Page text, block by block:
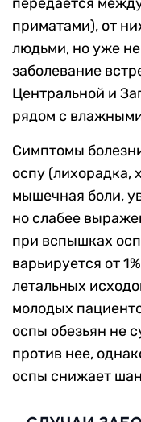
приматами), от
людьми, но уже
заболевание
Центральной и
рядом с
Симптомы
оспу (лихорадка,
мышечная боли,
но слабее
при вспышках
варьируется от
летальных
молодых
оспы обезьян не
против нее,
оспы снижает